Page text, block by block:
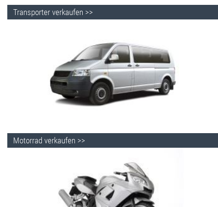
Transporter verkaufen >>
Motorrad verkaufen >>